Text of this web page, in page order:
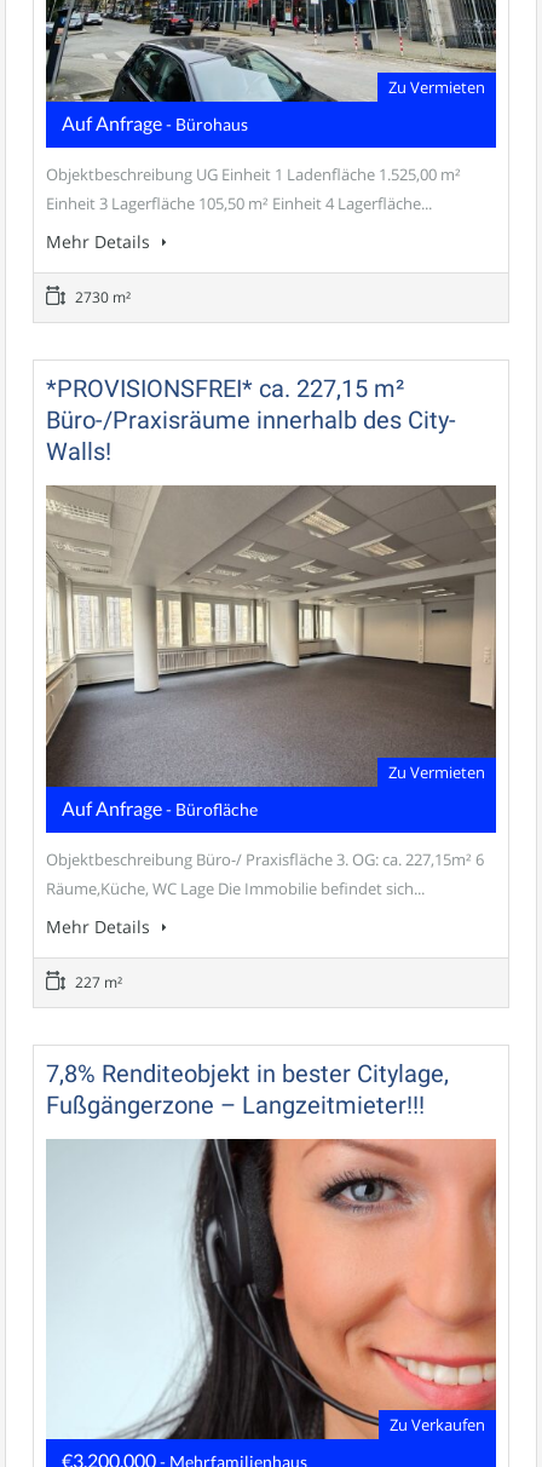
Zu Vermieten
Auf Anfrage- Bürohaus
Objektbeschreibung UG Einheit 1 Ladenfläche 1.525,00 m²
Einheit 3 Lagerfläche 105,50 m² Einheit 4 Lagerfläche...
Mehr Details
2730 m²
*PROVISIONSFREI* ca. 227,15 m²
Büro-/Praxisräume innerhalb des City-
Walls!
Zu Vermieten
Auf Anfrage- Bürofläche
Objektbeschreibung Büro-/ Praxisfläche 3. OG: ca. 227,15m² 6
Räume,Küche, WC Lage Die Immobilie befindet sich...
Mehr Details
227 m²
7,8% Renditeobjekt in bester Citylage,
Fußgängerzone – Langzeitmieter!!!
Zu Verkaufen
€3.200.000- Mehrfamilienhaus